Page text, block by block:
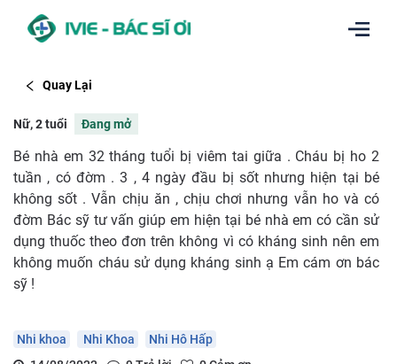
Quay Lại
Nữ, 2 tuổi Đang mở
Bé nhà em 32 tháng tuổi bị viêm tai giữa . Cháu bị ho 2
tuần , có đờm . 3 , 4 ngày đầu bị sốt nhưng hiện tại bé
không sốt . Vẫn chịu ăn , chịu chơi nhưng vẫn ho và có
đờm Bác sỹ tư vấn giúp em hiện tại bé nhà em có cần sử
dụng thuốc theo đơn trên không vì có kháng sinh nên em
không muốn cháu sử dụng kháng sinh ạ Em cám ơn bác
sỹ !
Nhi khoa Nhi Khoa
Nhi Hô Hấp